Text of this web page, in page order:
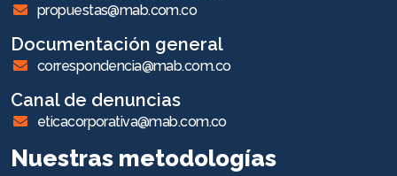
propuestas@mab.com.co
Documentación general
correspondencia@mab.com.co
Canal de denuncias
eticacorporativa@mab.com.co
Nuestras metodologías